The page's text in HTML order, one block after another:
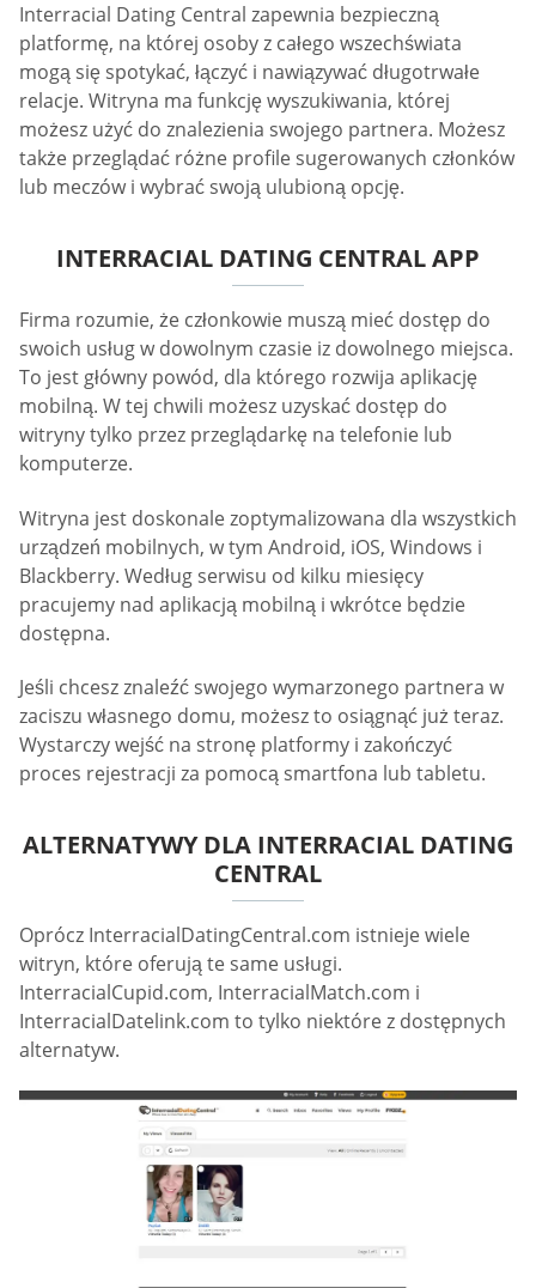
Interracial Dating Central zapewnia bezpieczną
platformę, na której osoby z całego wszechświata
mogą się spotykać, łączyć i nawiązywać długotrwałe
relacje. Witryna ma funkcję wyszukiwania, której
możesz użyć do znalezienia swojego partnera. Możesz
także przeglądać różne profile sugerowanych członków
lub meczów i wybrać swoją ulubioną opcję.
INTERRACIAL DATING CENTRAL APP
Firma rozumie, że członkowie muszą mieć dostęp do
swoich usług w dowolnym czasie iz dowolnego miejsca.
To jest główny powód, dla którego rozwija aplikację
mobilną. W tej chwili możesz uzyskać dostęp do
witryny tylko przez przeglądarkę na telefonie lub
komputerze.
Witryna jest doskonale zoptymalizowana dla wszystkich
urządzeń mobilnych, w tym Android, iOS, Windows i
Blackberry. Według serwisu od kilku miesięcy
pracujemy nad aplikacją mobilną i wkrótce będzie
dostępna.
Jeśli chcesz znaleźć swojego wymarzonego partnera w
zaciszu własnego domu, możesz to osiągnąć już teraz.
Wystarczy wejść na stronę platformy i zakończyć
proces rejestracji za pomocą smartfona lub tabletu.
ALTERNATYWY DLA INTERRACIAL DATING
CENTRAL
Oprócz InterracialDatingCentral.com istnieje wiele
witryn, które oferują te same usługi.
InterracialCupid.com, InterracialMatch.com i
InterracialDatelink.com to tylko niektóre z dostępnych
alternatyw.